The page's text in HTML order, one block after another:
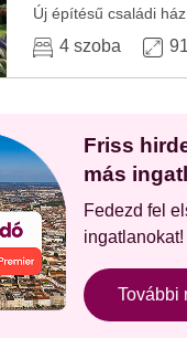
Új építésű családi
4 szoba
Friss
más
Fedezd fel
ingatlanokat!
További